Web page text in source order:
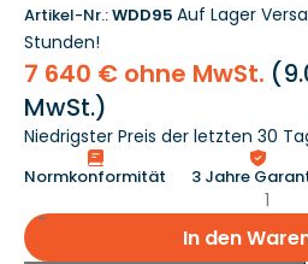
Artikel-Nr.:WDD95 Auf Lager
Stunden!
7 640 € ohne MwSt. (
MwSt.)
Niedrigster Preis der letzten 30
Normkonformität 3 Jahre
In den